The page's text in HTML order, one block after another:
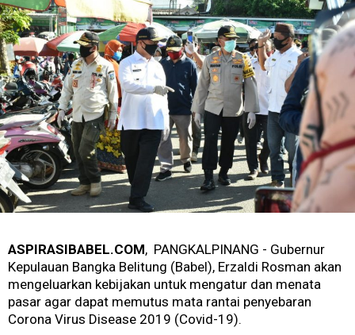
ASPIRASIBABEL.COM, PANGKALPINANG - Gubernur
Kepulauan Bangka Belitung (Babel), Erzaldi Rosman akan
mengeluarkan kebijakan untuk mengatur dan menata
pasar agar dapat memutus mata rantai penyebaran
Corona Virus Disease 2019 (Covid-19).